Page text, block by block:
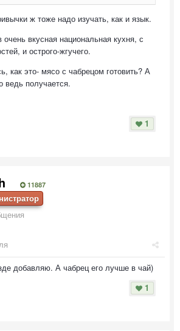
ж тоже надо изучать, как и язык.
вкусная национальная кухня, с
и острого-жгучего.
как это- мясо с чабрецом готовить? А
ведь получается.
1
11887
добавляю. А чабрец его лучше в чай)
1